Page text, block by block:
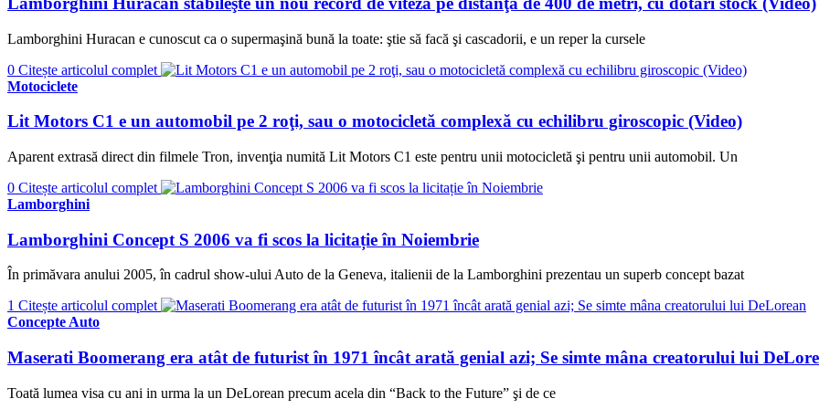
Lamborghini Huracan e cunoscut ca o supermaşină bună la toate: ştie să facă şi cascadorii, e un reper la cursele
0 Citește articolul complet
Motociclete
Lit Motors C1 e un automobil pe 2 roţi, sau o motocicletă complexă cu echilibru giroscopic (Video)
Aparent extrasă direct din filmele Tron, invenţia numită Lit Motors C1 este pentru unii motocicletă şi pentru unii automobil. Un
0 Citește articolul complet
Lamborghini
Lamborghini Concept S 2006 va fi scos la licitație în Noiembrie
În primăvara anului 2005, în cadrul show-ului Auto de la Geneva, italienii de la Lamborghini prezentau un superb concept bazat
1 Citește articolul complet
Concepte Auto
Maserati Boomerang era atât de futurist în 1971 încât arată genial azi; Se simte mâna creatorului lui
Toată lumea visa cu ani in urma la un DeLorean precum acela din “Back to the Future” şi de ce